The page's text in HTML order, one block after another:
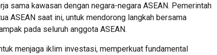
sama kawasan dengan negara-negara ASEAN. Pemerintah
ASEAN saat ini, untuk mendorong langkah bersama
pada seluruh anggota ASEAN.
menjaga iklim investasi, memperkuat fundamental